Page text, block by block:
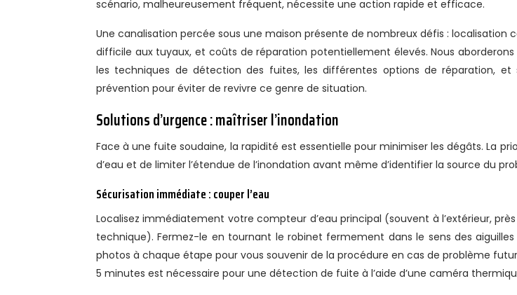
scénario, malheureusement fréquent, nécessite une action rapide et efficace.
Une canalisation percée sous une maison présente de nombreux défis : localisation
difficile aux tuyaux, et coûts de réparation potentiellement élevés. Nous aborderons
les techniques de détection des fuites, les différentes options de réparation, et
prévention pour éviter de revivre ce genre de situation.
Solutions d’urgence : maîtriser l’inondation
Face à une fuite soudaine, la rapidité est essentielle pour minimiser les dégâts. La
d’eau et de limiter l’étendue de l’inondation avant même d’identifier la source du
Sécurisation immédiate : couper l’eau
Localisez immédiatement votre compteur d’eau principal (souvent à l’extérieur,
technique). Fermez-le en tournant le robinet fermement dans le sens des aiguilles
photos à chaque étape pour vous souvenir de la procédure en cas de problème
5 minutes est nécessaire pour une détection de fuite à l’aide d’une caméra